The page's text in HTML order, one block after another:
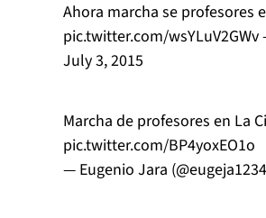
Ahora marcha se profesores
pic.twitter.com/wsYLuV2GWv
July 3, 2015
Marcha de profesores en La
pic.twitter.com/BP4yoxEO1o
— Eugenio Jara